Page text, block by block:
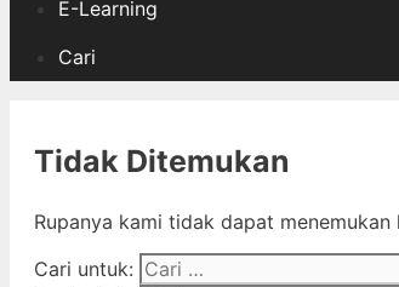
E-Learning
Cari
Tidak Ditemukan
Rupanya kami tidak dapat
Cari untuk: